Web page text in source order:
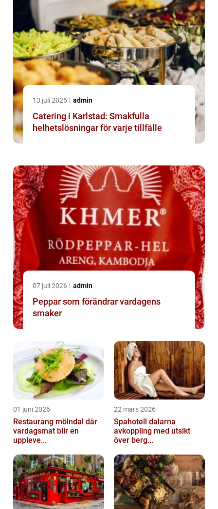
13 juli 2026 admin
Catering i Karlstad: Smakfulla
helhetslösningar för varje tillfälle
07 juli 2026 admin
Peppar som förändrar vardagens
smaker
01 juni 2026
Restaurang mölndal där
vardagsmat blir en
uppleve...
22 mars 2026
Spahotell dalarna
avkoppling med utsikt
över berg...